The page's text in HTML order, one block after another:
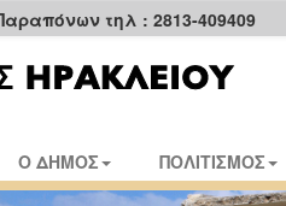
τηλ : 2813-409409
Ο ΔΗΜΟΣ ΠΟΛΙΤΙΣΜΟΣ